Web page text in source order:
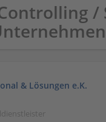
& Lösungen e.K.